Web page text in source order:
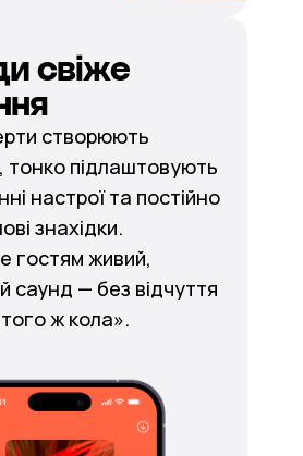
свіже
створюють
тонко підлаштовують
настрої та постійно
знахідки.
гостям живий,
саунд — без відчуття
ж кола».